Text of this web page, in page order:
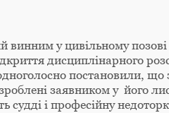
у цивільному позові
дисциплінарного
постановили, що
заявником у його
судді і професійну